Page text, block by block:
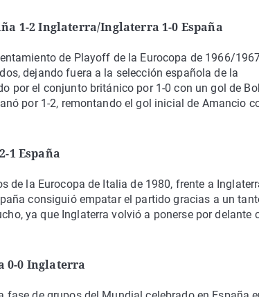
1-2 Inglaterra/Inglaterra 1-0 España
de Playoff de la Eurocopa de 1966/
dejando fuera a la selección española de la
por el conjunto británico por 1-0 con un gol de
por 1-2, remontando el gol inicial de Amancio
1 España
de la Eurocopa de Italia de 1980, frente a
consiguió empatar el partido gracias a un
ya que Inglaterra volvió a ponerse por delante
0-0 Inglaterra